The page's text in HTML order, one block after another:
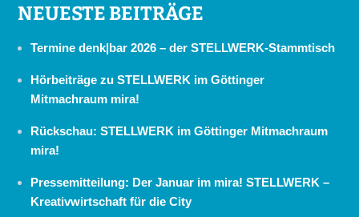
NEUESTE BEITRÄGE
Termine denk|bar 2026 – der STELLWERK-Stammtisch
Hörbeiträge zu STELLWERK im Göttinger
Mitmachraum mira!
Rückschau: STELLWERK im Göttinger Mitmachraum
mira!
Pressemitteilung: Der Januar im mira! STELLWERK –
Kreativwirtschaft für die City